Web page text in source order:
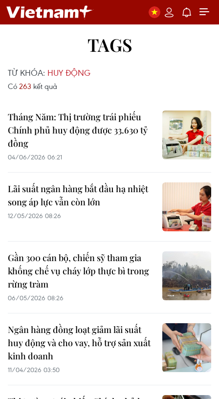
TAGS
TỪ KHÓA: HUY ĐỘNG
Có 263 kết quả
Tháng Năm: Thị trường trái phiếu
Chính phủ huy động được 33.630 tỷ
đồng
04/06/2026 06:21
Lãi suất ngân hàng bắt đầu hạ nhiệt
song áp lực vẫn còn lớn
12/05/2026 08:26
Gần 300 cán bộ, chiến sỹ tham gia
khống chế vụ cháy lớp thực bì trong
rừng tràm
06/05/2026 08:26
Ngân hàng đồng loạt giảm lãi suất
huy động và cho vay, hỗ trợ sản xuất
kinh doanh
11/04/2026 03:50